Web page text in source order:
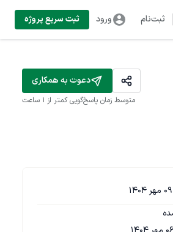
ثبت‌نام ورود ثبت سریع پروژه
دعوت به همکاری
متوسط زمان پاسخ‌گویی کمتر از 1 ساعت